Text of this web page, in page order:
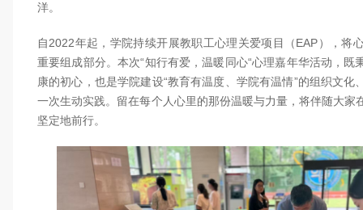
洋。
自2022年起，学院持续开展教职工心理关爱项目（EAP），将
重要组成部分。本次“知行有爱，温暖同心“心理嘉年华活动，既
康的初心，也是学院建设“教育有温度、学院有温情”的组织文化
一次生动实践。留在每个人心里的那份温暖与力量，将伴随大家
坚定地前行。